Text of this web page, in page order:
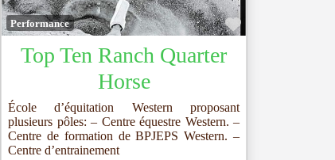
Performance Favoris
Top Ten Ranch Quarter
Horse
École d’équitation Western proposant
plusieurs pôles: – Centre équestre Western. –
Centre de formation de BPJEPS Western. –
Centre d’entrainement